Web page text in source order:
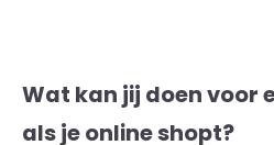
Wat kan jij doen voor
als je online shopt?